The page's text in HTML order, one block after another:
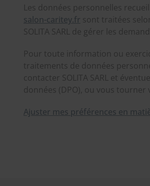
Les données personnelles
salon-caritey.fr sont traitées
SOLITA SARL de gérer les
Pour toute information ou
traitements de données
contacter SOLITA SARL et
données (DPO), ou vous tourner
Ajuster mes préférences en